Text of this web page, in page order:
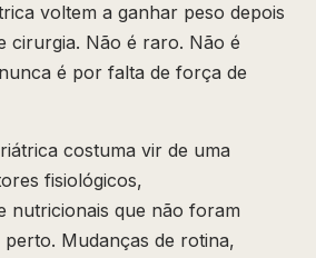
voltem a ganhar peso depois
cirurgia. Não é raro. Não é
é por falta de força de
costuma vir de uma
fisiológicos,
nutricionais que não foram
Mudanças de rotina,